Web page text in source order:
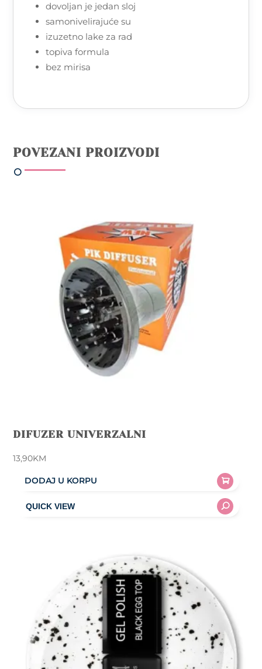
dovoljan je jedan sloj
samonivelirajuće su
izuzetno lake za rad
topiva formula
bez mirisa
POVEZANI PROIZVODI
DIFUZER UNIVERZALNI
13,90KM
DODAJ U KORPU